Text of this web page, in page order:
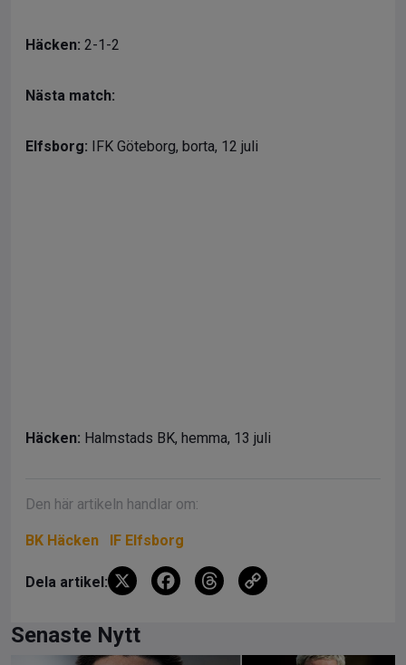
Häcken: 2-1-2
Nästa match:
Elfsborg: IFK Göteborg, borta, 12 juli
Häcken: Halmstads BK, hemma, 13 juli
Den här artikeln handlar om:
BK Häcken IF Elfsborg
Dela artikel: X
F
T
Senaste Nytt